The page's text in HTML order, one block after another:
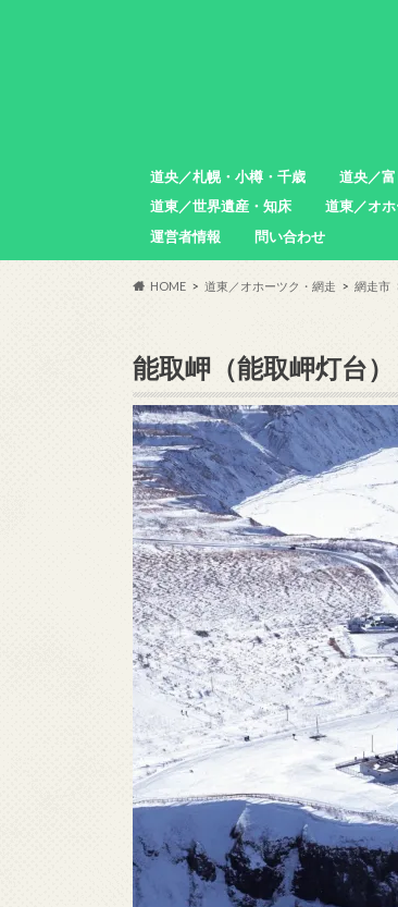
道央／札幌・小樽・千歳
札幌市
小樽市
石狩市
北広島市
恵庭市
千歳市
苫小牧市
道央／
中富良野
東川町
沼田町
幌加内町
増毛町
道東／世界遺産・知床
羅臼町
斜里町
道東／オ
運営者情報
問い合わせ
HOME 道東／オホーツク・網走 網走市
能取岬（能取岬灯台）